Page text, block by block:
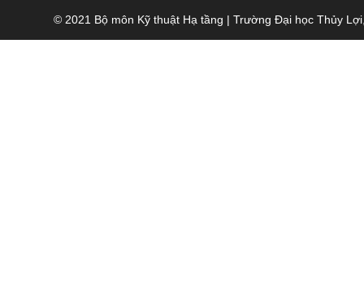
© 2021 Bộ môn Kỹ thuật Hạ tầng | Trường Đại học Thủy